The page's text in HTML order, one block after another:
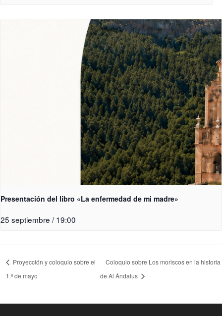
Presentación del libro «La enfermedad de mi madre»
25 septiembre / 19:00
Proyección y coloquio sobre el
1.º de mayo
Coloquio sobre Los moriscos en la historia
de Al Ándalus